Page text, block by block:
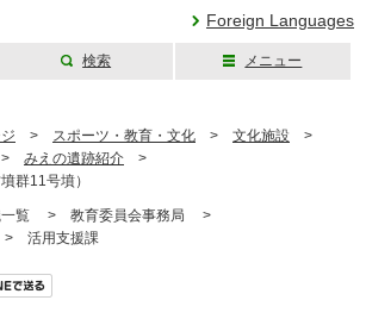
Foreign Languages
検索 メニュー
> スポーツ・教育・文化 > 文化施設 >
みえの遺跡紹介 >
群11号墳）
一覧 > 教育委員会事務局 >
活用支援課